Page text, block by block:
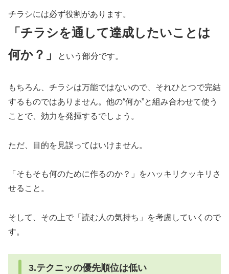
チラシには必ず役割があります。
「チラシを通して達成したいことは
何か？」
という部分です。
もちろん、チラシは万能ではないので、それひとつで完結
するものではありません。他の“何か”と組み合わせて使う
ことで、効力を発揮するでしょう。
ただ、目的を見誤ってはいけません。
「そもそも何のために作るのか？」をハッキリクッキリさ
せること。
そして、その上で「読む人の気持ち」を考慮していくので
す。
3.テクニッの優先順位は低い